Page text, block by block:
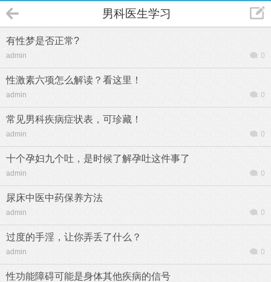
男科医生学习
有性梦是否正常?
admin 0
性激素六项怎么解读？看这里！
admin 0
常见男科疾病症状表，可珍藏！
admin 0
十个孕妇九个吐，是时候了解孕吐这件事了
admin 0
尿床中医中药保养方法
admin 0
过度的手淫，让你弄丢了什么？
admin 0
性功能障碍可能是身体其他疾病的信号